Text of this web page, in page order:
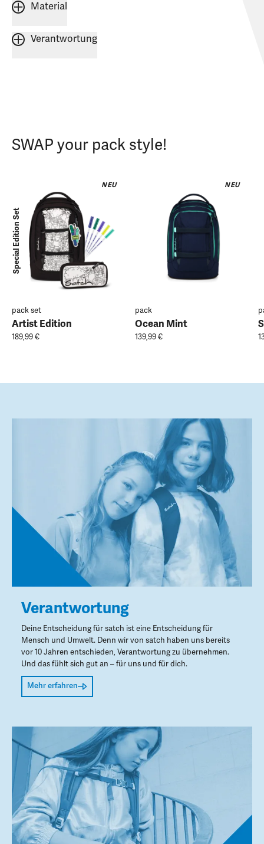
Material
Verantwortung
SWAP your pack style!
NEU
Special Edition Set
pack set
Artist Edition
189,99 €
NEU
pack
Ocean Mint
139,99 €
Verantwortung
Deine Entscheidung für satch ist eine Entscheidung für
Mensch und Umwelt. Denn wir von satch haben uns bereits
vor 10 Jahren entschieden, Verantwortung zu übernehmen.
Und das fühlt sich gut an – für uns und für dich.
Mehr erfahren